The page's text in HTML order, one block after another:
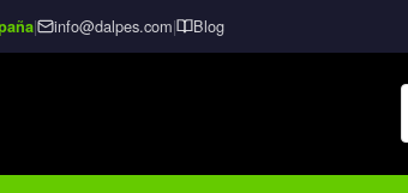
| info@dalpes.com| Blog